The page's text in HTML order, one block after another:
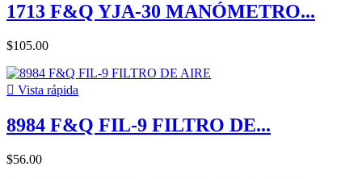
1713 F&Q YJA-30 MANÓMETRO...
$105.00
 Vista rápida
8984 F&Q FIL-9 FILTRO DE...
$56.00